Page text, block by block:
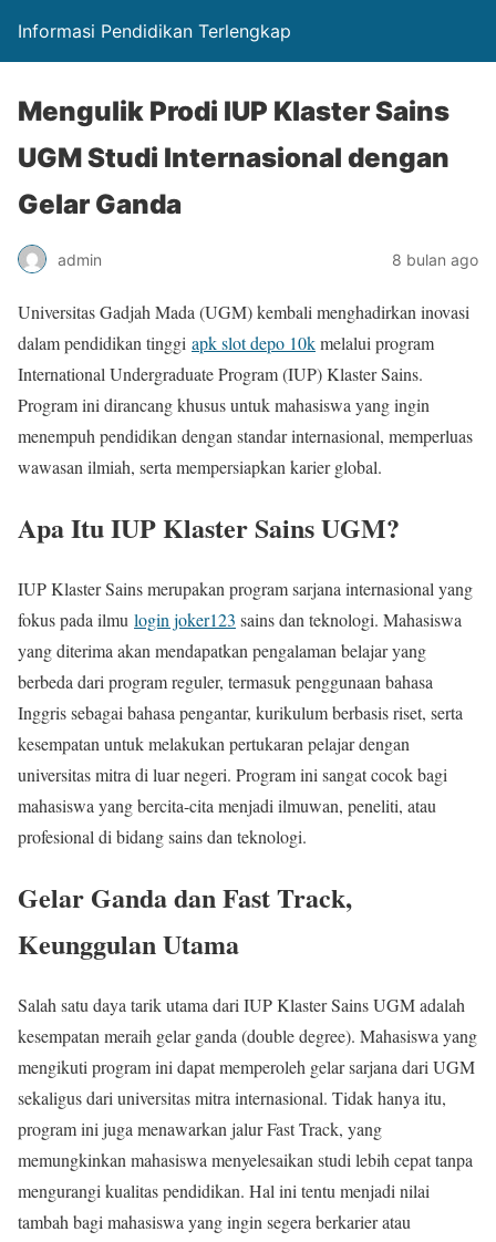
Informasi Pendidikan Terlengkap
Mengulik Prodi IUP Klaster Sains
UGM Studi Internasional dengan
Gelar Ganda
admin 8 bulan ago
Universitas Gadjah Mada (UGM) kembali menghadirkan inovasi
dalam pendidikan tinggi apk slot depo 10kmelalui program
International Undergraduate Program (IUP) Klaster Sains.
Program ini dirancang khusus untuk mahasiswa yang ingin
menempuh pendidikan dengan standar internasional, memperluas
wawasan ilmiah, serta mempersiapkan karier global.
Apa Itu IUP Klaster Sains UGM?
IUP Klaster Sains merupakan program sarjana internasional yang
fokus pada ilmu login joker123 sains dan teknologi. Mahasiswa
yang diterima akan mendapatkan pengalaman belajar yang
berbeda dari program reguler, termasuk penggunaan bahasa
Inggris sebagai bahasa pengantar, kurikulum berbasis riset, serta
kesempatan untuk melakukan pertukaran pelajar dengan
universitas mitra di luar negeri. Program ini sangat cocok bagi
mahasiswa yang bercita-cita menjadi ilmuwan, peneliti, atau
profesional di bidang sains dan teknologi.
Gelar Ganda dan Fast Track,
Keunggulan Utama
Salah satu daya tarik utama dari IUP Klaster Sains UGM adalah
kesempatan meraih gelar ganda (double degree). Mahasiswa yang
mengikuti program ini dapat memperoleh gelar sarjana dari UGM
sekaligus dari universitas mitra internasional. Tidak hanya itu,
program ini juga menawarkan jalur Fast Track, yang
memungkinkan mahasiswa menyelesaikan studi lebih cepat tanpa
mengurangi kualitas pendidikan. Hal ini tentu menjadi nilai
tambah bagi mahasiswa yang ingin segera berkarier atau